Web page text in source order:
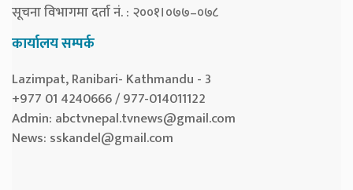
सूचना विभागमा दर्ता नं. : २००१।०७७–०७८
कार्यालय सम्पर्क
Lazimpat, Ranibari- Kathmandu - 3
+977 01 4240666 / 977-014011122
Admin: abctvnepal.tvnews@gmail.com
News: sskandel@gmail.com